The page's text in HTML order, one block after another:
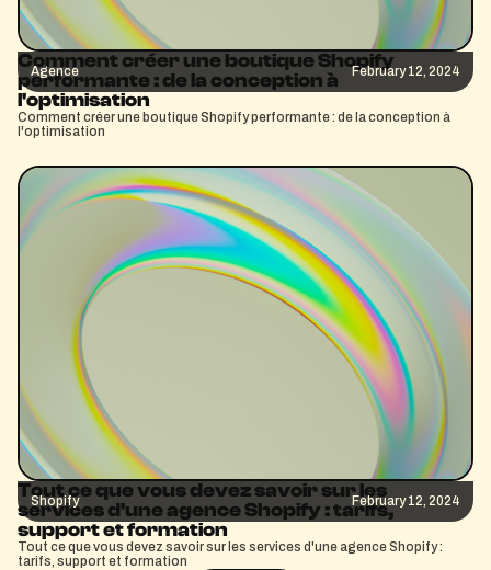
Agence February 12, 2024
Comment créer une boutique Shopify
performante : de la conception à
l'optimisation
Comment créer une boutique Shopify performante : de la conception à
l'optimisation
Shopify February 12, 2024
Tout ce que vous devez savoir sur les
services d'une agence Shopify : tarifs,
support et formation
Tout ce que vous devez savoir sur les services d'une agence Shopify :
tarifs, support et formation